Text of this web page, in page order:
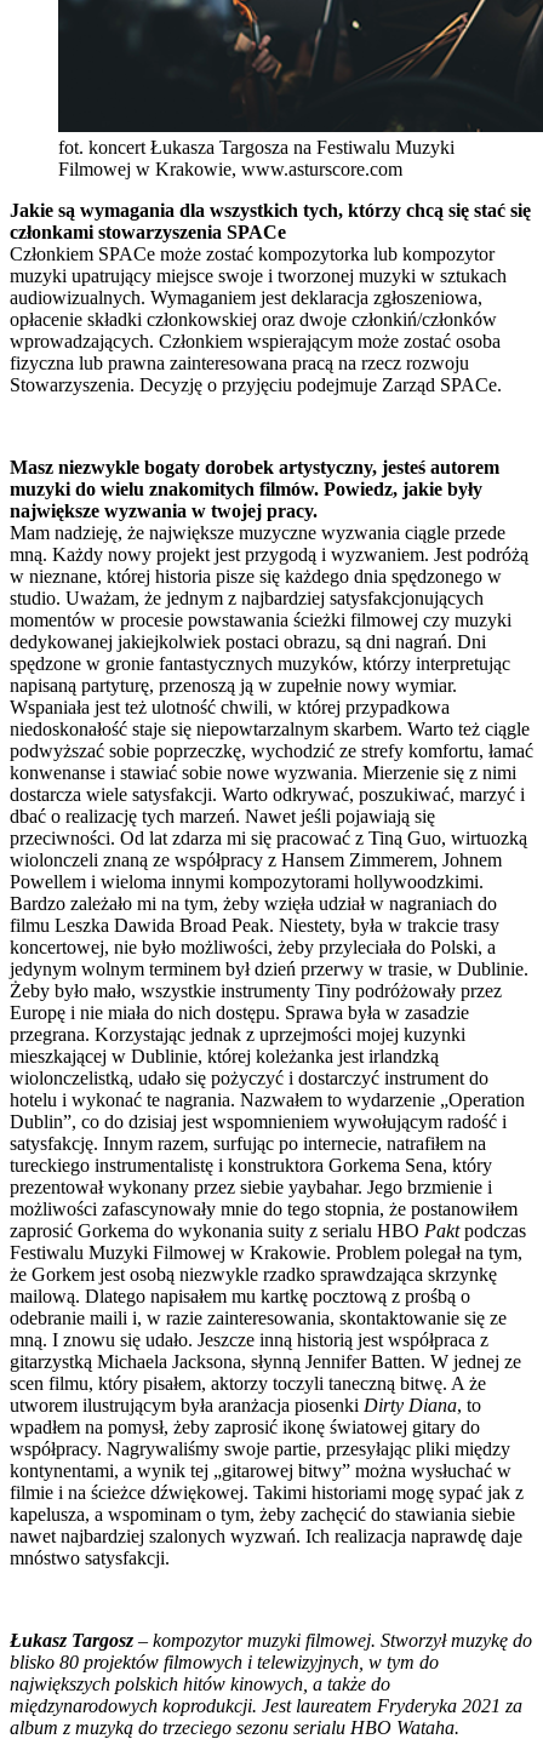
fot. koncert Łukasza Targosza na Festiwalu Muzyki
Filmowej w Krakowie, www.asturscore.com
Jakie są wymagania dla wszystkich tych, którzy chcą się stać się
członkami stowarzyszenia SPACe
Członkiem SPACe może zostać kompozytorka lub kompozytor
muzyki upatrujący miejsce swoje i tworzonej muzyki w sztukach
audiowizualnych. Wymaganiem jest deklaracja zgłoszeniowa,
opłacenie składki członkowskiej oraz dwoje członkiń/członków
wprowadzających. Członkiem wspierającym może zostać osoba
fizyczna lub prawna zainteresowana pracą na rzecz rozwoju
Stowarzyszenia. Decyzję o przyjęciu podejmuje Zarząd SPACe.
Masz niezwykle bogaty dorobek artystyczny, jesteś autorem
muzyki do wielu znakomitych filmów. Powiedz, jakie były
największe wyzwania w twojej pracy.
Mam nadzieję, że największe muzyczne wyzwania ciągle przede
mną. Każdy nowy projekt jest przygodą i wyzwaniem. Jest podróżą
w nieznane, której historia pisze się każdego dnia spędzonego w
studio. Uważam, że jednym z najbardziej satysfakcjonujących
momentów w procesie powstawania ścieżki filmowej czy muzyki
dedykowanej jakiejkolwiek postaci obrazu, są dni nagrań. Dni
spędzone w gronie fantastycznych muzyków, którzy interpretując
napisaną partyturę, przenoszą ją w zupełnie nowy wymiar.
Wspaniała jest też ulotność chwili, w której przypadkowa
niedoskonałość staje się niepowtarzalnym skarbem. Warto też ciągle
podwyższać sobie poprzeczkę, wychodzić ze strefy komfortu, łamać
konwenanse i stawiać sobie nowe wyzwania. Mierzenie się z nimi
dostarcza wiele satysfakcji. Warto odkrywać, poszukiwać, marzyć i
dbać o realizację tych marzeń. Nawet jeśli pojawiają się
przeciwności. Od lat zdarza mi się pracować z Tiną Guo, wirtuozką
wiolonczeli znaną ze współpracy z Hansem Zimmerem, Johnem
Powellem i wieloma innymi kompozytorami hollywoodzkimi.
Bardzo zależało mi na tym, żeby wzięła udział w nagraniach do
filmu Leszka Dawida Broad Peak. Niestety, była w trakcie trasy
koncertowej, nie było możliwości, żeby przyleciała do Polski, a
jedynym wolnym terminem był dzień przerwy w trasie, w Dublinie.
Żeby było mało, wszystkie instrumenty Tiny podróżowały przez
Europę i nie miała do nich dostępu. Sprawa była w zasadzie
przegrana. Korzystając jednak z uprzejmości mojej kuzynki
mieszkającej w Dublinie, której koleżanka jest irlandzką
wiolonczelistką, udało się pożyczyć i dostarczyć instrument do
hotelu i wykonać te nagrania. Nazwałem to wydarzenie „Operation
Dublin”, co do dzisiaj jest wspomnieniem wywołującym radość i
satysfakcję. Innym razem, surfując po internecie, natrafiłem na
tureckiego instrumentalistę i konstruktora Gorkema Sena, który
prezentował wykonany przez siebie yaybahar. Jego brzmienie i
możliwości zafascynowały mnie do tego stopnia, że postanowiłem
zaprosić Gorkema do wykonania suity z serialu HBO Paktpodczas
Festiwalu Muzyki Filmowej w Krakowie. Problem polegał na tym,
że Gorkem jest osobą niezwykle rzadko sprawdzająca skrzynkę
mailową. Dlatego napisałem mu kartkę pocztową z prośbą o
odebranie maili i, w razie zainteresowania, skontaktowanie się ze
mną. I znowu się udało. Jeszcze inną historią jest współpraca z
gitarzystką Michaela Jacksona, słynną Jennifer Batten. W jednej ze
scen filmu, który pisałem, aktorzy toczyli taneczną bitwę. A że
utworem ilustrującym była aranżacja piosenki Dirty Diana, to
wpadłem na pomysł, żeby zaprosić ikonę światowej gitary do
współpracy. Nagrywaliśmy swoje partie, przesyłając pliki między
kontynentami, a wynik tej „gitarowej bitwy” można wysłuchać w
filmie i na ścieżce dźwiękowej. Takimi historiami mogę sypać jak z
kapelusza, a wspominam o tym, żeby zachęcić do stawiania siebie
nawet najbardziej szalonych wyzwań. Ich realizacja naprawdę daje
mnóstwo satysfakcji.
Łukasz Targosz – kompozytor muzyki filmowej. Stworzył muzykę do
blisko 80 projektów filmowych i telewizyjnych, w tym do
największych polskich hitów kinowych, a także do
międzynarodowych koprodukcji. Jest laureatem Fryderyka 2021 za
album z muzyką do trzeciego sezonu serialu HBO Wataha.